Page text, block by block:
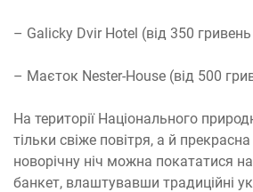
– Galicky Dvir Hotel (від 350 гривень
– Маєток Nester-House (від 500
На території Національного
тільки свіже повітря, а й
новорічну ніч можна покататися
банкет, влаштувавши традиційні